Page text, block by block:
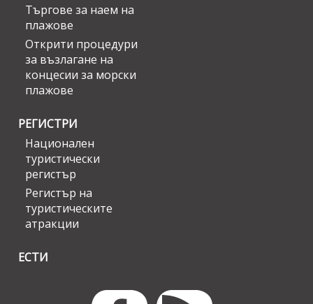
Търгове за наем на
плажове
Открити процедури
за възлагане на
концесии за морски
плажове
РЕГИСТРИ
Национален
туристически
регистър
Регистър на
туристическите
атракции
ЕСТИ